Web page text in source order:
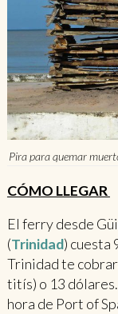
Pira para quemar
CÓMO LLEGAR
El ferry desde
(Trinidad) cuesta
Trinidad te
titís) o 13
hora de Port of